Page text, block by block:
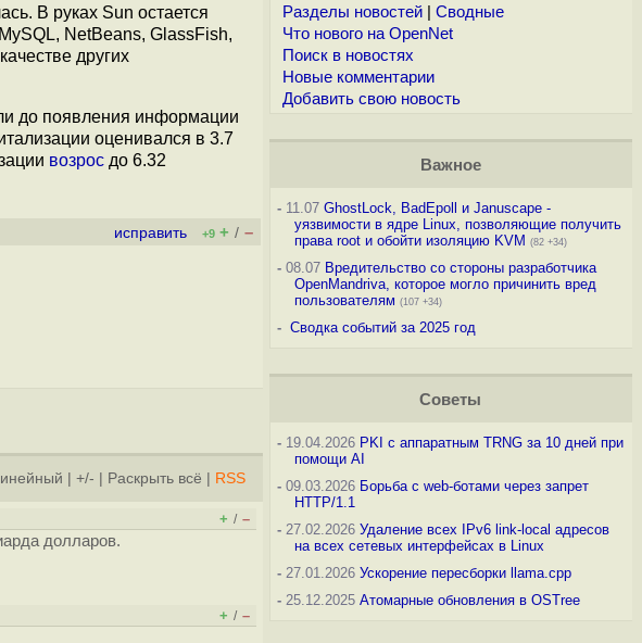
В руках Sun остается
NetBeans, GlassFish,
других
до появления информации
оценивался в 3.7
возрос до 6.32
исправить +9 + / –
+/- Раскрыть всё RSS
+ / –
долларов.
+ / –
Разделы новостей| Сводные
Что нового на OpenNet
Поиск в новостях
Новые комментарии
Добавить свою новость
Важное
-11.07 GhostLock, BadEpoll и Januscape -
уязвимости в ядре Linux, позволяющие получить
права root и обойти изоляцию KVM (82 +34)
-08.07 Вредительство со стороны разработчика
OpenMandriva, которое могло причинить вред
пользователям (107 +34)
- Сводка событий за 2025 год
Советы
-19.04.2026 PKI с аппаратным TRNG за 10 дней при
помощи AI
-09.03.2026 Борьба с web-ботами через запрет
HTTP/1.1
-27.02.2026 Удаление всех IPv6 link-local адресов
на всех сетевых интерфейсах в Linux
-27.01.2026 Ускорение пересборки llama.cpp
-25.12.2025 Атомарные обновления в OSTree